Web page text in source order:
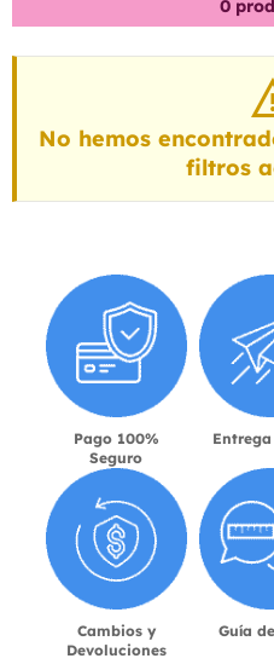
0
No hemos
filtros
Pago 100%
Seguro
Cambios y
Devoluciones
Guía